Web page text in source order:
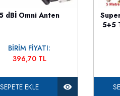
dBİ Omni Anten
BİRİM FİYATI:
396,70 TL
SEPETE EKLE
5+5